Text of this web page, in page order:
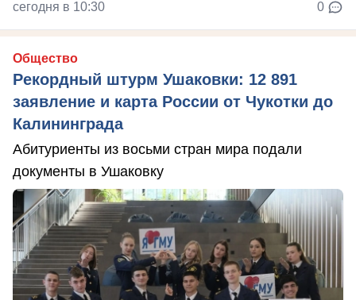
сегодня в 10:30 0
Общество
Рекордный штурм Ушаковки: 12 891
заявление и карта России от Чукотки до
Калининграда
Абитуриенты из восьми стран мира подали
документы в Ушаковку